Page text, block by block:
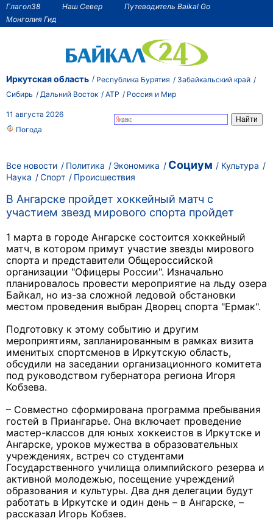
Глагол38 Наш Север
Путеводитель Baikal Go
Монголия Гид
Иркутская область Республика Бурятия
Забайкальский край
Сибирь
Дальний Восток АТР Россия и Мир
11 августа 2026
Погода
Все новости Политика Экономика Социум
Культура
Наука
Спорт Происшествия
В Ангарске пройдет хоккейный матч с
участием звезд мирового спорта пройдет
1 марта в городе Ангарске состоится хоккейный
матч, в котором примут участие звезды мирового
спорта и представители Общероссийской
организации "Офицеры России". Изначально
планировалось провести мероприятие на льду озера
Байкал, но из-за сложной ледовой обстановки
местом проведения выбран Дворец спорта "Ермак".
Подготовку к этому событию и другим
мероприятиям, запланированным в рамках визита
именитых спортсменов в Иркутскую область,
обсудили на заседании организационного комитета
под руководством губернатора региона Игоря
Кобзева.
– Совместно сформирована программа пребывания
гостей в Приангарье. Она включает проведение
мастер-классов для юных хоккеистов в Иркутске и
Ангарске, уроков мужества в образовательных
учреждениях, встреч со студентами
Государственного училища олимпийского резерва и
активной молодежью, посещение учреждений
образования и культуры. Два дня делегации будут
работать в Иркутске и один день – в Ангарске, –
рассказал Игорь Кобзев.